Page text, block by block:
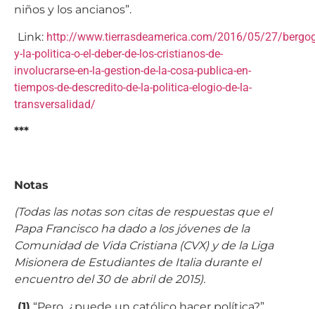
niños y los ancianos”.
Link: http://www.tierrasdeamerica.com/2016/05/27/
y-la-politica-o-el-deber-de-los-cristianos-de-
involucrarse-en-la-gestion-de-la-cosa-publica-en-
tiempos-de-descredito-de-la-politica-elogio-de-la-
transversalidad/
***
Notas
(Todas las notas son citas de respuestas que el
Papa Francisco ha dado a los jóvenes de la
Comunidad de Vida Cristiana (CVX) y de la Liga
Misionera de Estudiantes de Italia durante el
encuentro del 30 de abril de 2015).